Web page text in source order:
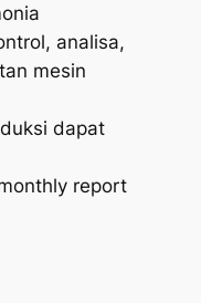
analisa,
mesin
dapat
report